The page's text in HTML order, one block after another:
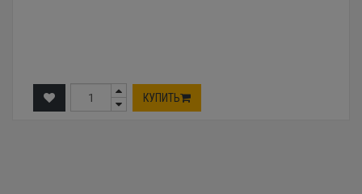
КУПИТЬ